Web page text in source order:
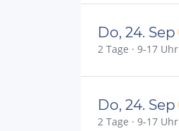
Do, 24. Sep
2 Tage · 9-17 Uhr
Do, 24. Sep
2 Tage · 9-17 Uhr